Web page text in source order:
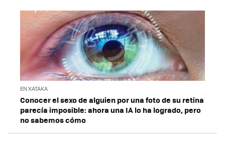
EN XATAKA
Conocer el sexo de alguien por una foto de su retina
parecía imposible: ahora una IA lo ha logrado, pero
no sabemos cómo